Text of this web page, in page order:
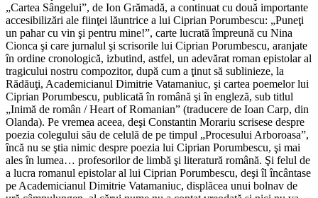
„Cartea Sângelui”, de Ion Grămadă, a continuat cu două importante
accesibilizări ale fiinţei lăuntrice a lui Ciprian Porumbescu: „Puneţi
un pahar cu vin şi pentru mine!”, carte lucrată împreună cu Nina
Cionca şi care jurnalul şi scrisorile lui Ciprian Porumbescu, aranjate
în ordine cronologică, izbutind, astfel, un adevărat roman epistolar al
tragicului nostru compozitor, după cum a ţinut să sublinieze, la
Rădăuţi, Academicianul Dimitrie Vatamaniuc, şi cartea poemelor lui
Ciprian Porumbescu, publicată în română şi în engleză, sub titlul
„Inimă de român / Heart of Romanian” (traducere de Ioan Carp, din
Olanda). Pe vremea aceea, deşi Constantin Morariu scrisese despre
poezia colegului său de celulă de pe timpul „Procesului Arboroasa”,
încă nu se ştia nimic despre poezia lui Ciprian Porumbescu, şi mai
ales în lumea… profesorilor de limbă şi literatură română. Şi felul de
a lucra romanul epistolar al lui Ciprian Porumbescu, deşi îl încântase
pe Academicianul Dimitrie Vatamaniuc, displăcea unui bolnav de